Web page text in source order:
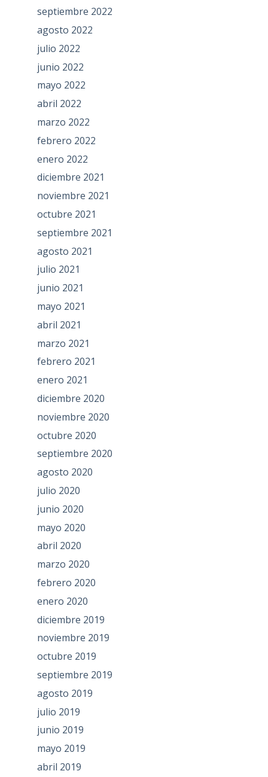
septiembre 2022
agosto 2022
julio 2022
junio 2022
mayo 2022
abril 2022
marzo 2022
febrero 2022
enero 2022
diciembre 2021
noviembre 2021
octubre 2021
septiembre 2021
agosto 2021
julio 2021
junio 2021
mayo 2021
abril 2021
marzo 2021
febrero 2021
enero 2021
diciembre 2020
noviembre 2020
octubre 2020
septiembre 2020
agosto 2020
julio 2020
junio 2020
mayo 2020
abril 2020
marzo 2020
febrero 2020
enero 2020
diciembre 2019
noviembre 2019
octubre 2019
septiembre 2019
agosto 2019
julio 2019
junio 2019
mayo 2019
abril 2019